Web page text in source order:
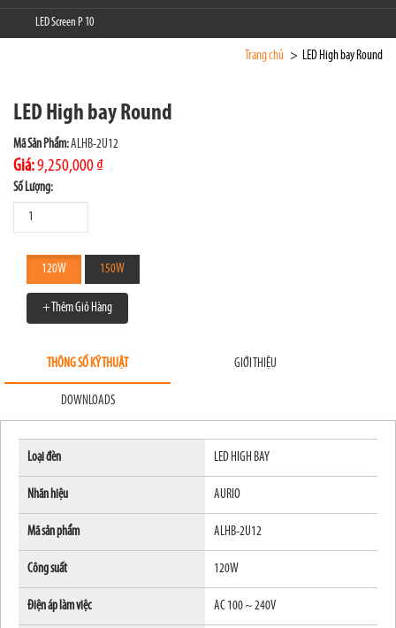
LED Screen P 10
Trang chủ LED High bay Round
LED High bay Round
Mã Sản Phẩm:ALHB-2U12
Giá:9,250,000 ₫
Số Lượng:
120W 150W
+ Thêm Giỏ Hàng
THÔNG SỐ KỸ THUẬT GIỚI THIỆU
DOWNLOADS
Loại đèn LED HIGH BAY
Nhãn hiệu AURIO
Mã sản phẩm ALHB-2U12
Công suất 120W
Điện áp làm việc AC 100 ~ 240V